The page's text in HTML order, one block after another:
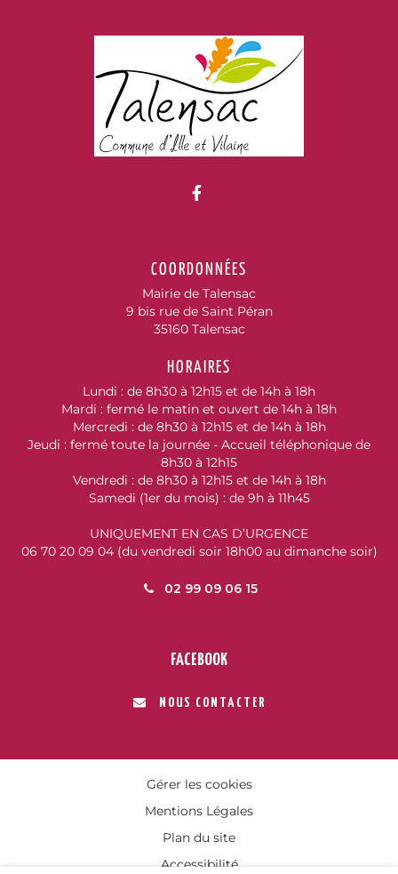
Lien vers le compte
COORDONNÉES
Mairie de Talensac
9 bis rue de Saint Péran
35160 Talensac
HORAIRES
Lundi : de 8h30 à 12h15 et de 14h à 18h
Mardi : fermé le matin et ouvert de 14h à 18h
Mercredi : de 8h30 à 12h15 et de 14h à 18h
Jeudi : fermé toute la journée - Accueil téléphonique de
8h30 à 12h15
Vendredi : de 8h30 à 12h15 et de 14h à 18h
Samedi (1er du mois) : de 9h à 11h45
UNIQUEMENT EN CAS D’URGENCE
06 70 20 09 04 (du vendredi soir 18h00 au dimanche soir)
02 99 09 06 15
FACEBOOK
NOUS CONTACTER
Gérer les cookies
Mentions Légales
Plan du site
Accessibilité